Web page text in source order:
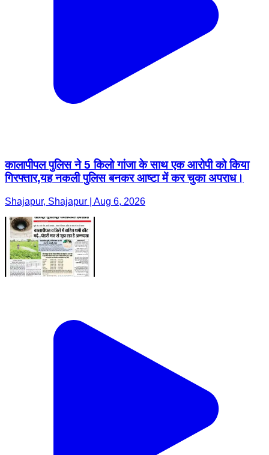
कालापीपल पुलिस ने 5 किलो गांजा के साथ एक आरोपी को किया
गिरफ्तार,यह नकली पुलिस बनकर आष्टा में कर चुका अपराध।
Shajapur, Shajapur | Aug 6, 2026